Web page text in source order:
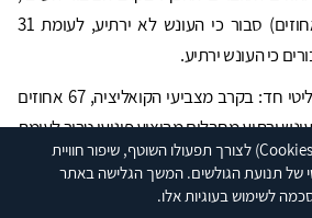
לצורך תפעולו השוטף, שיפור חוויית
של תנועת הגולשים. המשך הגלישה באתר
לשימוש בעוגיות אלו.
הרוב (58 אחוזים) סבור כי העונש לא ירתיע, לעומת 31
כי העונש ירתיע.
הקיטוב הפוליטי חד: בקרב מצביעי הקואליציה, 67 אחוזים
ירתיע מחבלים מביצוע פיגועי טרור לעומת
הסוברים ההפך. בקרב מצביעי האופוזיציה,